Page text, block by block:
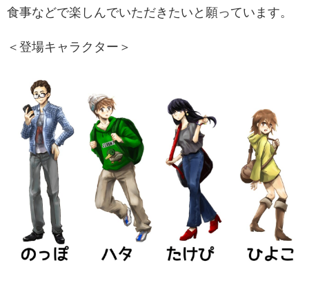
食事などで楽しんでいただきたいと願っています。
＜登場キャラクター＞